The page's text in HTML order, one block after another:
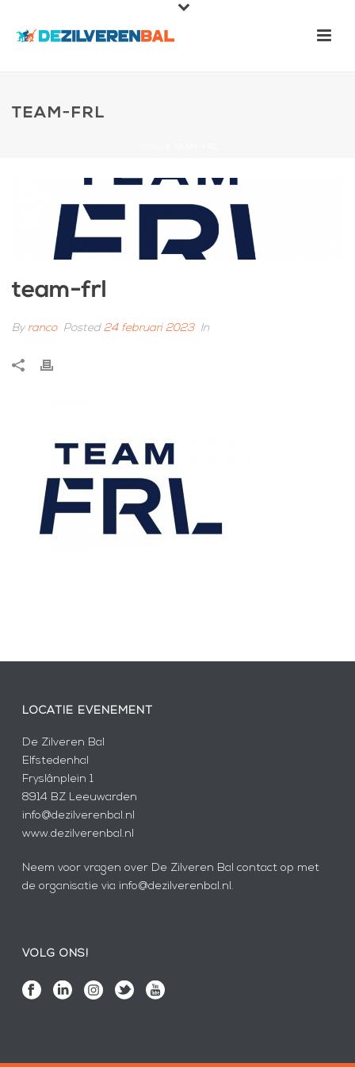
TEAM-FRL
team-frl
By ranco Posted 24 februari 2023 In
LOCATIE EVENEMENT
De Zilveren Bal
Elfstedenhal
Fryslânplein 1
8914 BZ Leeuwarden
info@dezilverenbal.nl
www.dezilverenbal.nl
Neem voor vragen over De Zilveren Bal contact op met
de organisatie via info@dezilverenbal.nl.
VOLG ONS!